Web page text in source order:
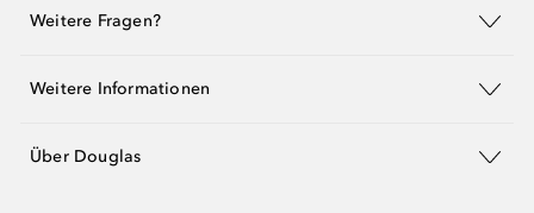
Weitere Fragen?
Weitere Informationen
Über Douglas